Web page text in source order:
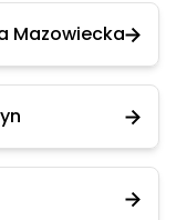
Mazowiecka